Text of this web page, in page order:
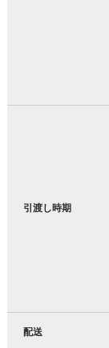
引渡し時期
配送